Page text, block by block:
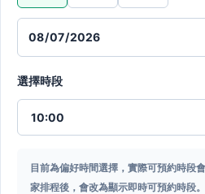
選擇時段
目前為偏好時間選擇，實際可預約時段
家排程後，會改為顯示即時可預約時段。